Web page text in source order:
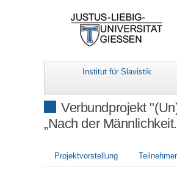
Institut für Slavistik
Verbundprojekt
„Nach der
Projektvorstellung